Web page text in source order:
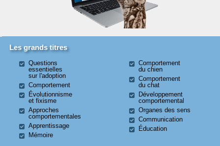
Les grands titres
Questions
essentielles
sur l'adoption
Comportement
Évolutionnisme
et fixisme
Approches
comportementales
Apprentissage
Mémoire
Comportement
du chien
Comportement
du chat
Développement
comportemental
Organes des sens
Communication
Éducation